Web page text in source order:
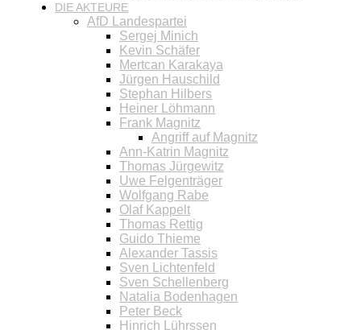
DIE AKTEURE
AfD Landespartei
Sergej Minich
Kevin Schäfer
Mertcan Karakaya
Jürgen Hauschild
Stephan Hilbers
Heiner Löhmann
Frank Magnitz
Angriff auf Magnitz
Ann-Katrin Magnitz
Thomas Jürgewitz
Uwe Felgenträger
Wolfgang Rabe
Olaf Kappelt
Thomas Rettig
Guido Thieme
Alexander Tassis
Sven Lichtenfeld
Sven Schellenberg
Natalia Bodenhagen
Peter Beck
Hinrich Lührssen